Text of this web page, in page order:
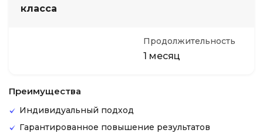
класса
Продолжительность
1 месяц
Преимущества
Индивидуальный подход
Гарантированное повышение результатов